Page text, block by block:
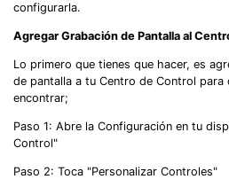
configurarla.
Agregar Grabación de Pantalla al
Lo primero que tienes que hacer, es
de pantalla a tu Centro de Control para
encontrar;
Paso 1: Abre la Configuración en tu
Control"
Paso 2: Toca "Personalizar Controles"